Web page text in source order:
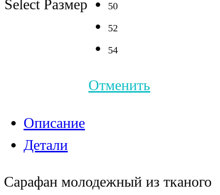
Select Размер 50
52
54
Отменить
Описание
Детали
Сарафан молодежный из тканого